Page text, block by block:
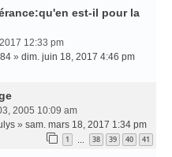
est-il pour la
12:33 pm
» dim. juin 18, 2017 4:46 pm
2005 10:09 am
» sam. mars 18, 2017 1:34 pm
1 … 38 39 40 41